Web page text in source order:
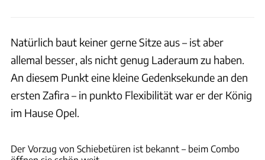
Natürlich baut keiner gerne Sitze aus – ist aber
allemal besser, als nicht genug Laderaum zu haben.
An diesem Punkt eine kleine Gedenksekunde an den
ersten Zafira – in punkto Flexibilität war er der König
im Hause Opel.
Der Vorzug von Schiebetüren ist bekannt – beim Combo